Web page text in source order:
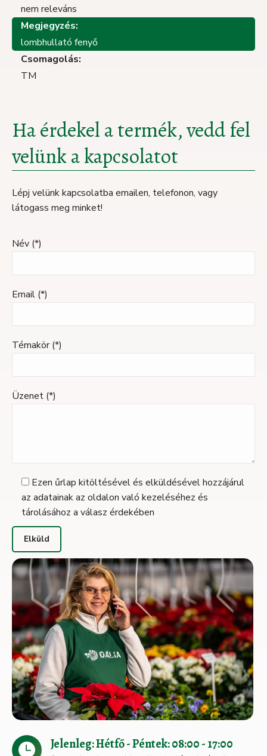
nem releváns
Megjegyzés:
lombhullató fenyő
Csomagolás:
TM
Ha érdekel a termék, vedd fel
velünk a kapcsolatot
Lépj velünk kapcsolatba emailen, telefonon, vagy
látogass meg minket!
Név (*)
Email (*)
Témakör (*)
Üzenet (*)
Ezen űrlap kitöltésével és elküldésével hozzájárul
az adatainak az oldalon való kezeléséhez és
tárolásához a válasz érdekében
Jelenleg: Hétfő - Péntek: 08:00 - 17:00